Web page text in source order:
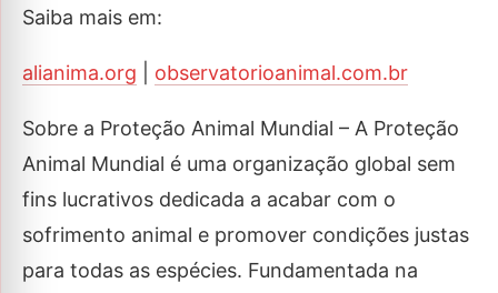
Saiba mais em:
alianima.org observatorioanimal.com.br
Sobre a Proteção Animal Mundial – A Proteção
Animal Mundial é uma organização global sem
fins lucrativos dedicada a acabar com o
sofrimento animal e promover condições justas
para todas as espécies. Fundamentada na